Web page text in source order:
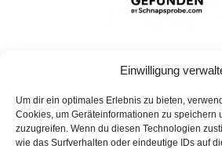
Einwilligung
Um dir ein optimales Erlebnis zu bieten,
Cookies, um Geräteinformationen zu speichern
zuzugreifen. Wenn du diesen Technologien
wie das Surfverhalten oder eindeutige IDs auf
Bohrshof
Bohrshof, Bohrhof, 54298